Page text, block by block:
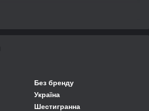
Без бренду
Україна
Шестигранна